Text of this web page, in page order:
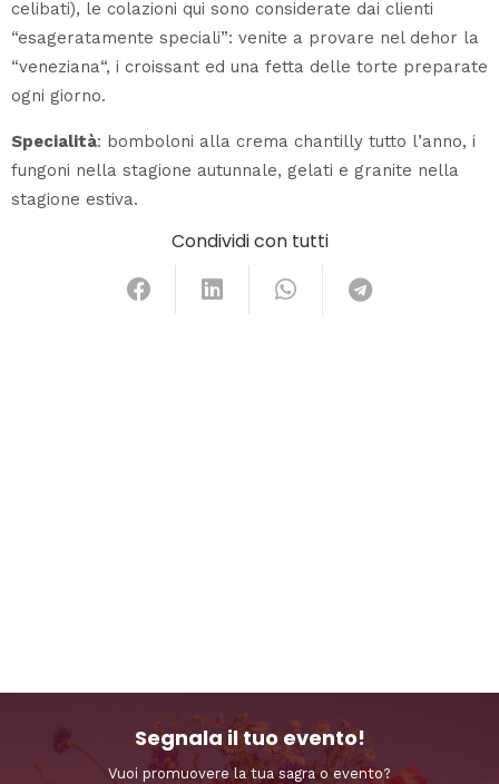
celibati), le colazioni qui sono considerate dai clienti
“esageratamente speciali”: venite a provare nel dehor la
“veneziana“, i croissant ed una fetta delle torte preparate
ogni giorno.
Specialità: bomboloni alla crema chantilly tutto l’anno, i
fungoni nella stagione autunnale, gelati e granite nella
stagione estiva.
Condividi con tutti
Segnala il tuo evento!
Vuoi promuovere la tua sagra o evento?